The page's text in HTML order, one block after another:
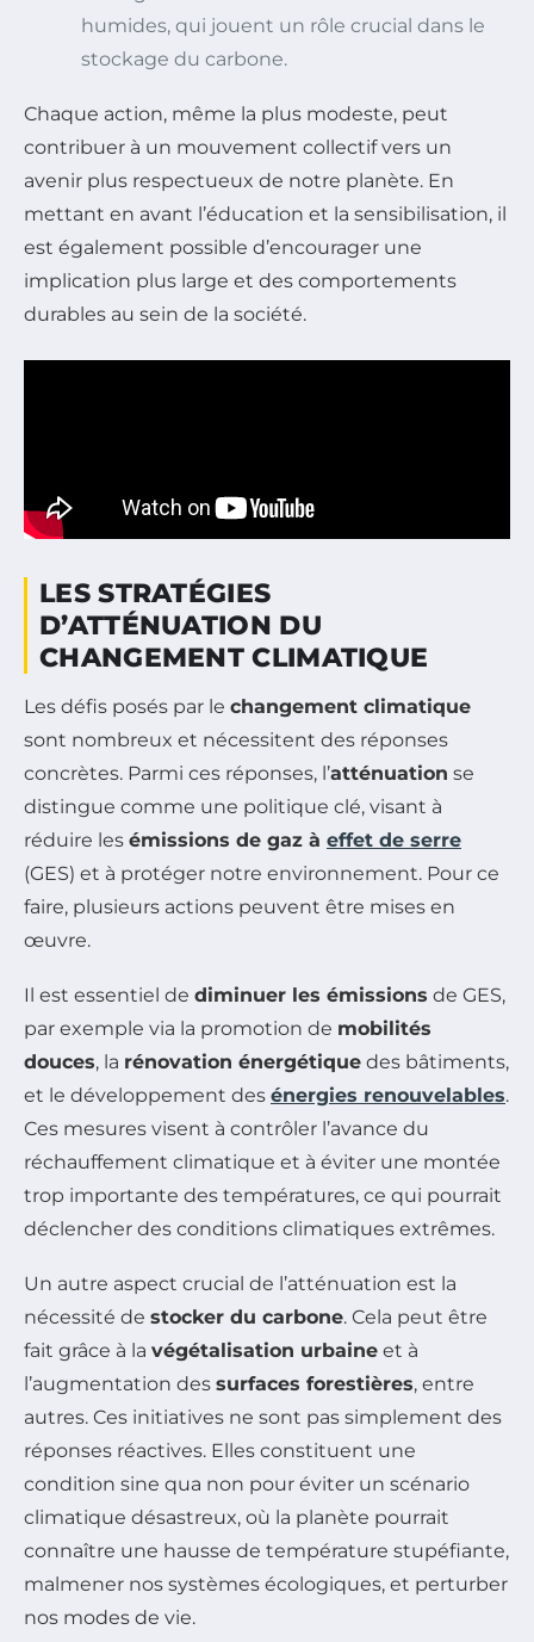
humides, qui jouent un rôle crucial dans le
stockage du carbone.
Chaque action, même la plus modeste, peut
contribuer à un mouvement collectif vers un
avenir plus respectueux de notre planète. En
mettant en avant l’éducation et la sensibilisation, il
est également possible d’encourager une
implication plus large et des comportements
durables au sein de la société.
LES STRATÉGIES
D’ATTÉNUATION DU
CHANGEMENT CLIMATIQUE
Les défis posés par le changement climatique
sont nombreux et nécessitent des réponses
concrètes. Parmi ces réponses, l’atténuation se
distingue comme une politique clé, visant à
réduire les émissions de gaz à effet de serre
(GES) et à protéger notre environnement. Pour ce
faire, plusieurs actions peuvent être mises en
œuvre.
Il est essentiel de diminuer les émissions de GES,
par exemple via la promotion de mobilités
douces, la rénovation énergétique des bâtiments,
et le développement des énergies renouvelables.
Ces mesures visent à contrôler l’avance du
réchauffement climatique et à éviter une montée
trop importante des températures, ce qui pourrait
déclencher des conditions climatiques extrêmes.
Un autre aspect crucial de l’atténuation est la
nécessité de stocker du carbone. Cela peut être
fait grâce à la végétalisation urbaine et à
l’augmentation des surfaces forestières, entre
autres. Ces initiatives ne sont pas simplement des
réponses réactives. Elles constituent une
condition sine qua non pour éviter un scénario
climatique désastreux, où la planète pourrait
connaître une hausse de température stupéfiante,
malmener nos systèmes écologiques, et perturber
nos modes de vie.